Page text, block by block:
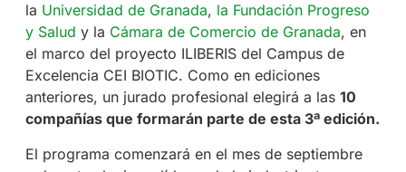
la Universidad de Granada, la Fundación Progreso
y Salud y la Cámara de Comercio de Granada, en
el marco del proyecto ILIBERIS del Campus de
Excelencia CEI BIOTIC. Como en ediciones
anteriores, un jurado profesional elegirá a las 10
compañías que formarán parte de esta 3ª edición.
El programa comenzará en el mes de septiembre